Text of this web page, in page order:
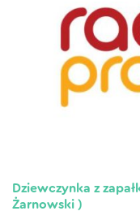
Dziewczynka z
Żarnowski )